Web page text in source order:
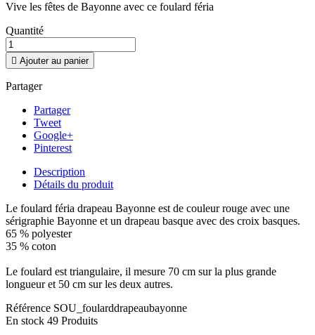
Vive les fêtes de Bayonne avec ce foulard féria
Quantité
 Ajouter au panier
Partager
Partager
Tweet
Google+
Pinterest
Description
Détails du produit
Le foulard féria drapeau Bayonne est de couleur rouge avec une
sérigraphie Bayonne et un drapeau basque avec des croix basques.
65 % polyester
35 % coton
Le foulard est triangulaire, il mesure 70 cm sur la plus grande
longueur et 50 cm sur les deux autres.
Référence SOU_foularddrapeaubayonne
En stock 49 Produits